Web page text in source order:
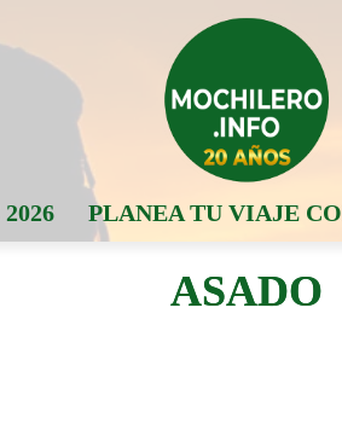
PLANEA TU VIAJE
ASADO